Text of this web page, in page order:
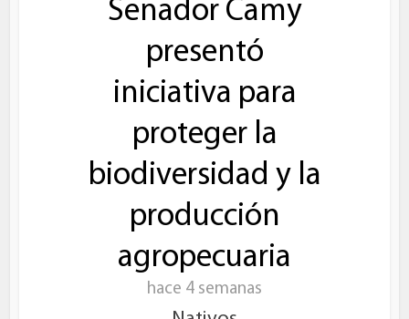
Senador Camy
presentó
iniciativa para
proteger la
biodiversidad y la
producción
agropecuaria
hace 4 semanas